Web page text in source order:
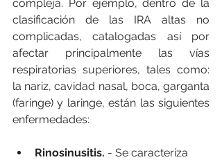
compleja. Por ejemplo, dentro de la
clasificación de las IRA altas no
complicadas, catalogadas así por
afectar principalmente las vías
respiratorias superiores, tales como:
la nariz, cavidad nasal, boca, garganta
(faringe) y laringe, están las siguientes
enfermedades:
Rinosinusitis. - Se caracteriza